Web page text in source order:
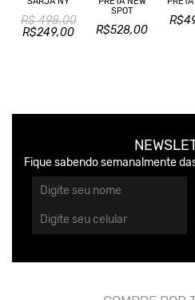
R$ 498,00
R$249,00
SPOT
R$528,00
Fique sabendo semanalmente